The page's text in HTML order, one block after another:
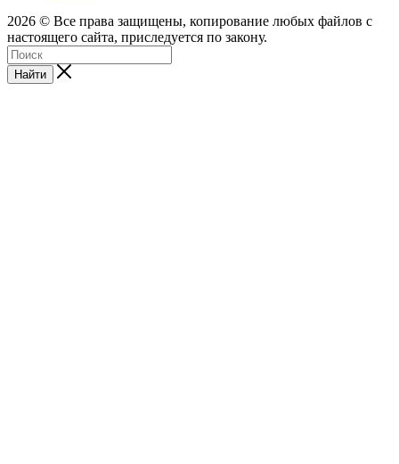
2026 © Все права защищены, копирование любых файлов с
настоящего сайта, приследуется по закону.
Найти